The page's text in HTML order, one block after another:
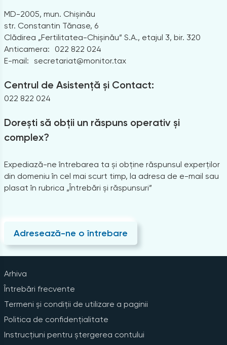
MD-2005, mun. Chișinău
str. Constantin Tănase, 6
Clădirea „Fertilitatea-Chișinău” S.A., etajul 3, bir. 320
Anticamera:
022 822 024
E-mail: secretariat@monitor.tax
Centrul de Asistență și Contact:
022 822 024
Dorești să obții un răspuns operativ și
complex?
Expediază-ne întrebarea ta și obține răspunsul experților
din domeniu în cel mai scurt timp, la adresa de e-mail sau
plasat în rubrica „Întrebări și răspunsuri”
Adresează-ne o întrebare
Arhiva
Întrebări frecvente
Termeni și condiții de utilizare a paginii
Politica de confidențialitate
Instrucțiuni pentru ștergerea contului